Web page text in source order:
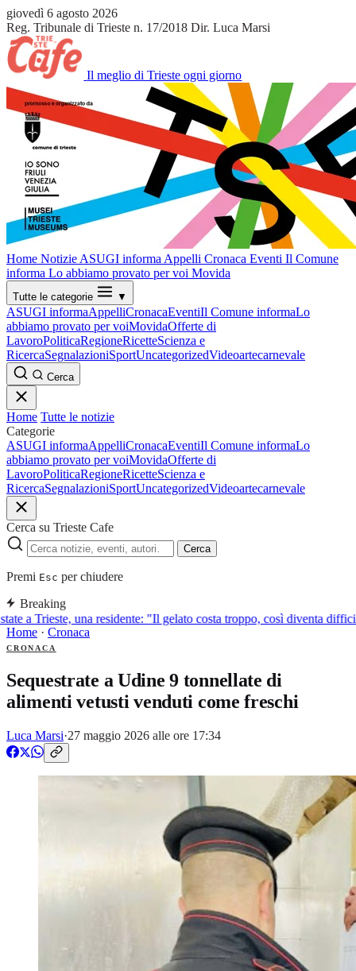
giovedì 6 agosto 2026
Reg. Tribunale di Trieste n. 17/2018 Dir. Luca Marsi
Il meglio di Trieste ogni giorno
Home Notizie ASUGI informa Appelli Cronaca Eventi Il Comune
informa Lo abbiamo provato per voi Movida
Tutte le categorie ▼
ASUGI informaAppelliCronacaEventiIl Comune informaLo
abbiamo provato per voiMovidaOfferte di
LavoroPoliticaRegioneRicetteScienza e
RicercaSegnalazioniSportUncategorizedVideoartecarnevale
Cerca
Home Tutte le notizie
Categorie
ASUGI informaAppelliCronacaEventiIl Comune informaLo
abbiamo provato per voiMovidaOfferte di
LavoroPoliticaRegioneRicetteScienza e
RicercaSegnalazioniSportUncategorizedVideoartecarnevale
Cerca su Trieste Cafe
Cerca
Premi Esc per chiudere
Breaking
a Trieste, una residente: "Il gelato costa troppo, così diventa
Home · Cronaca
CRONACA
Sequestrate a Udine 9 tonnellate di
alimenti vetusti venduti come freschi
Luca Marsi·27 maggio 2026 alle ore 17:34